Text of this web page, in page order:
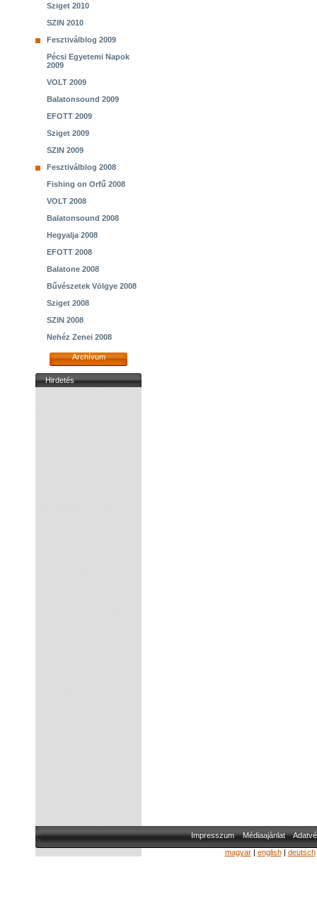
Sziget 2010
SZIN 2010
Fesztiválblog 2009
Pécsi Egyetemi Napok
2009
VOLT 2009
Balatonsound 2009
EFOTT 2009
Sziget 2009
SZIN 2009
Fesztiválblog 2008
Fishing on Orfű 2008
VOLT 2008
Balatonsound 2008
Hegyalja 2008
EFOTT 2008
Balatone 2008
Bűvészetek Völgye 2008
Sziget 2008
SZIN 2008
Nehéz Zenei 2008
Archívum
Hirdetés
Impresszum Médiaajánlat
magyar| english| deutsch